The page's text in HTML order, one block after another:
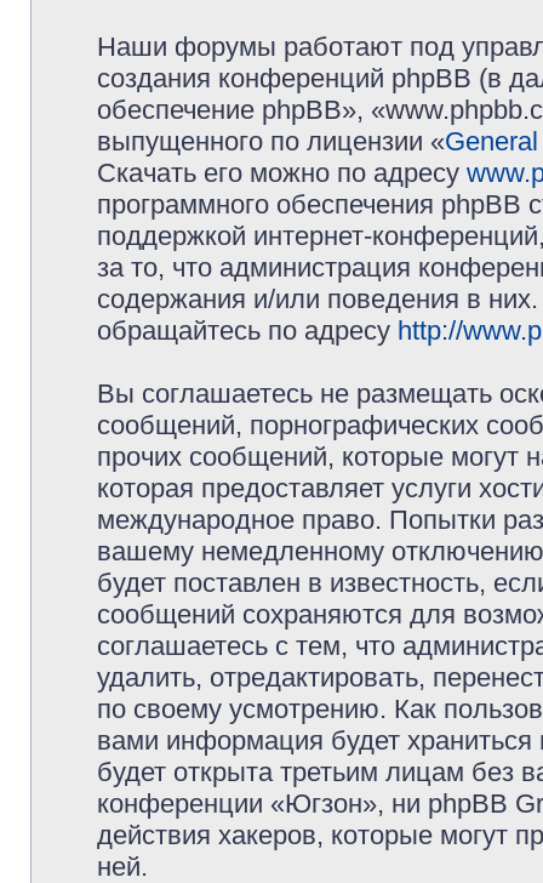
Наши форумы работают под
создания конференций phpBB (в
обеспечение phpBB»,
выпущенного по лицензии «
Скачать его можно по адресу
программного обеспечения phpBB
поддержкой интернет-
за то, что администрация
содержания и/или поведения в
обращайтесь по адресу http://
Вы соглашаетесь не размещать
сообщений, порнографических
прочих сообщений, которые могут
которая предоставляет услуги
международное право. Попытки
вашему немедленному
будет поставлен в известность,
сообщений сохраняются для
соглашаетесь с тем, что
удалить, отредактировать,
по своему усмотрению. Как
вами информация будет
будет открыта третьим лицам без
конференции «Югзон», ни phpBB
действия хакеров, которые могут
ней.